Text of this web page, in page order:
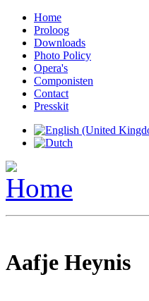
Home
Proloog
Downloads
Photo Policy
Opera's
Componisten
Contact
Presskit
Aafje Heynis